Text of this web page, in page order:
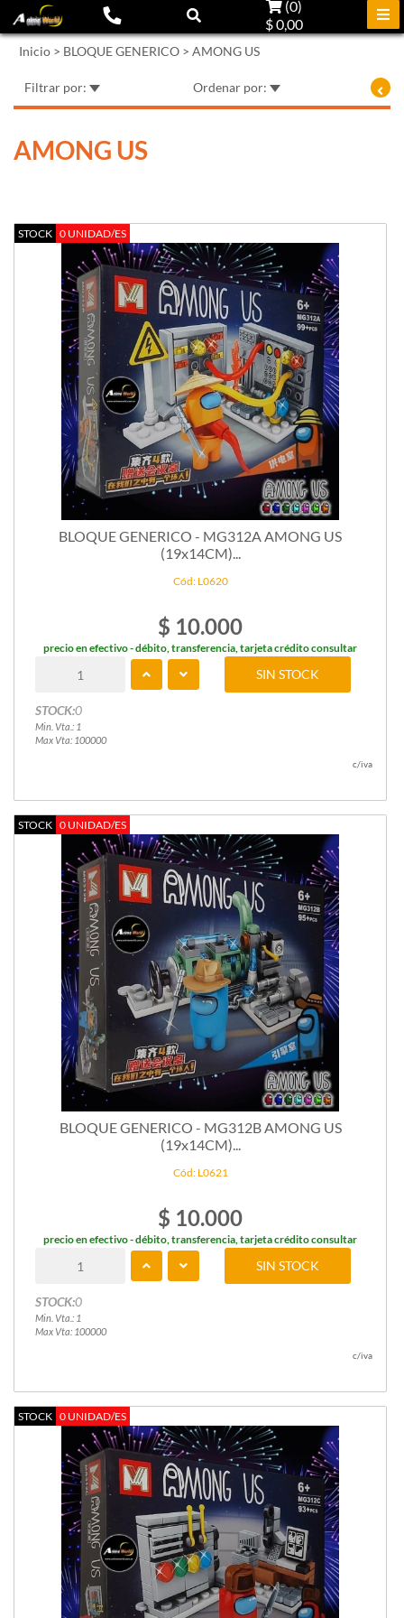
(0)
$ 0,00
Inicio > BLOQUE GENERICO > AMONG US
Filtrar por: Ordenar por:
AMONG US
STOCK 0 UNIDAD/ES
BLOQUE GENERICO - MG312A AMONG US
(19x14CM)...
Cód: L0620
$ 10.000
precio en efectivo - débito, transferencia, tarjeta crédito consultar
STOCK:0
Min. Vta.: 1
Max Vta: 100000
SIN STOCK
c/iva
STOCK 0 UNIDAD/ES
BLOQUE GENERICO - MG312B AMONG US
(19x14CM)...
Cód: L0621
$ 10.000
precio en efectivo - débito, transferencia, tarjeta crédito consultar
STOCK:0
Min. Vta.: 1
Max Vta: 100000
SIN STOCK
c/iva
STOCK 0 UNIDAD/ES